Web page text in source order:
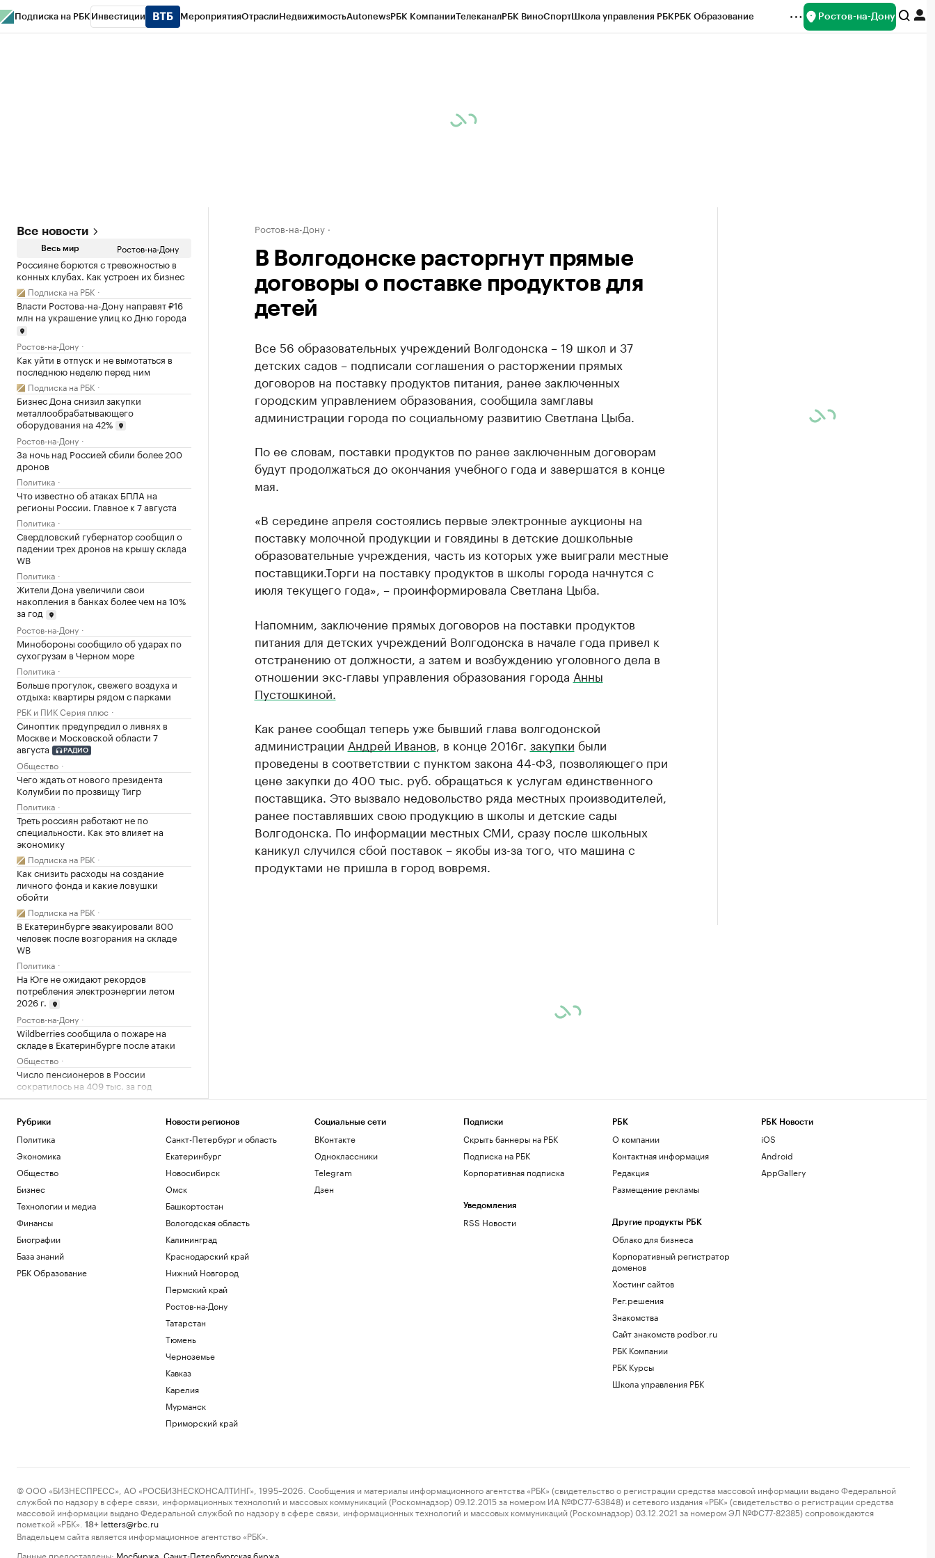
Подписка на РБК Инвестиции МероприятияОтраслиНедвижимостьAutonewsРБК КомпанииТелеканалРБК ВиноСпортШкола управления РБКРБК Образование Ростов-на-Дону
Все новости
Весь мир Ростов-на-Дону
Россияне борются с тревожностью в
конных клубах. Как устроен их бизнес
Подписка на РБК
Власти Ростова-на-Дону направят ₽16
млн на украшение улиц ко Дню города
Ростов-на-Дону
Как уйти в отпуск и не вымотаться в
последнюю неделю перед ним
Подписка на РБК
Бизнес Дона снизил закупки
металлообрабатывающего
оборудования на 42%
Ростов-на-Дону
За ночь над Россией сбили более 200
дронов
Политика
Что известно об атаках БПЛА на
регионы России. Главное к 7 августа
Политика
Свердловский губернатор сообщил о
падении трех дронов на крышу склада
WB
Политика
Жители Дона увеличили свои
накопления в банках более чем на 10%
за год
Ростов-на-Дону
Минобороны сообщило об ударах по
сухогрузам в Черном море
Политика
Больше прогулок, свежего воздуха и
отдыха: квартиры рядом с парками
РБК и ПИК Серия плюс
Синоптик предупредил о ливнях в
Москве и Московской области 7
августа
РАДИО
Общество
Чего ждать от нового президента
Колумбии по прозвищу Тигр
Политика
Треть россиян работают не по
специальности. Как это влияет на
экономику
Подписка на РБК
Как снизить расходы на создание
личного фонда и какие ловушки
обойти
Подписка на РБК
В Екатеринбурге эвакуировали 800
человек после возгорания на складе
WB
Политика
На Юге не ожидают рекордов
потребления электроэнергии летом
2026 г.
Ростов-на-Дону
Wildberries сообщила о пожаре на
складе в Екатеринбурге после атаки
Общество
Число пенсионеров в России
сократилось на 409 тыс. за год
Общество
40%: куда вложить дивиденды
Подписка на РБК
В Ростове планируют завершить
формирование грузового каркаса в
2029 г.
Ростов-на-Дону
Ростов-на-Дону
В Волгодонске расторгнут прямые
договоры о поставке продуктов для
детей
Все 56 образовательных учреждений Волгодонска – 19 школ и 37
детских садов – подписали соглашения о расторжении прямых
договоров на поставку продуктов питания, ранее заключенных
городским управлением образования, сообщила замглавы
администрации города по социальному развитию Светлана Цыба.
По ее словам, поставки продуктов по ранее заключенным договорам
будут продолжаться до окончания учебного года и завершатся в конце
мая.
«В середине апреля состоялись первые электронные аукционы на
поставку молочной продукции и говядины в детские дошкольные
образовательные учреждения, часть из которых уже выиграли местные
поставщики.Торги на поставку продуктов в школы города начнутся с
июля текущего года», – проинформировала Светлана Цыба.
Напомним, заключение прямых договоров на поставки продуктов
питания для детских учреждений Волгодонска в начале года привел к
отстранению от должности, а затем и возбуждению уголовного дела в
отношении экс-главы управления образования города Анны
Пустошкиной.
Как ранее сообщал теперь уже бывший глава волгодонской
администрации Андрей Иванов , в конце 2016г. закупки были
проведены в соответствии с пунктом закона 44-ФЗ, позволяющего при
цене закупки до 400 тыс. руб. обращаться к услугам единственного
поставщика. Это вызвало недовольство ряда местных производителей,
ранее поставлявших свою продукцию в школы и детские сады
Волгодонска. По информации местных СМИ, сразу после школьных
каникул случился сбой поставок – якобы из-за того, что машина с
продуктами не пришла в город вовремя.
Рубрики
Политика
Экономика
Общество
Бизнес
Технологии и медиа
Финансы
Биографии
База знаний
РБК Образование
Новости регионов
Санкт-Петербург и область
Екатеринбург
Новосибирск
Омск
Башкортостан
Вологодская область
Калининград
Краснодарский край
Нижний Новгород
Пермский край
Ростов-на-Дону
Татарстан
Тюмень
Черноземье
Кавказ
Карелия
Мурманск
Приморский край
Социальные сети
ВКонтакте
Одноклассники
Telegram
Дзен
Подписки
Скрыть баннеры на РБК
Подписка на РБК
Корпоративная подписка
Уведомления
RSS Новости
РБК
О компании
Контактная информация
Редакция
Размещение рекламы
Другие продукты РБК
Облако для бизнеса
Корпоративный регистратор
доменов
Хостинг сайтов
Рег.решения
Знакомства
Сайт знакомств podbor.ru
РБК Компании
РБК Курсы
Школа управления РБК
РБК Новости
iOS
Android
AppGallery
© ООО «БИЗНЕСПРЕСС», АО «РОСБИЗНЕСКОНСАЛТИНГ», 1995–2026. Сообщения и материалы информационного агентства «РБК» (свидетельство о регистрации средства массовой информации выдано Федеральной
службой по надзору в сфере связи, информационных технологий и массовых коммуникаций (Роскомнадзор) 09.12.2015 за номером ИА №ФС77-63848) и сетевого издания «РБК» (свидетельство о регистрации средства
массовой информации выдано Федеральной службой по надзору в сфере связи, информационных технологий и массовых коммуникаций (Роскомнадзор) 03.12.2021 за номером ЭЛ №ФС77-82385) сопровождаются
пометкой «РБК».
18+ letters@rbc.ru
Владельцем сайта является информационное агентство «РБК».
Данные предоставлены: Мосбиржа Санкт-Петербургская биржа